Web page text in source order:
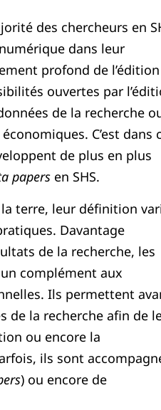
des chercheurs en
dans leur
profond de l’édition
ouvertes par
de la recherche
C’est dans
de plus en plus
papersen SHS.
terre, leur définition
Davantage
de la recherche, les
complément aux
Ils permettent
de la recherche afin de
ou encore la
ils sont
) ou encore de